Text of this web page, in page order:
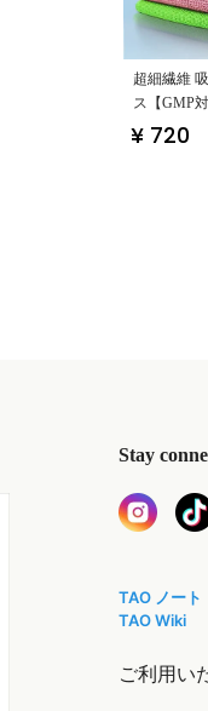
超細繊維
ス【GMP
い・清浄エ
¥ 720
Stay
TAO ノート
TAO Wiki
ご利用い